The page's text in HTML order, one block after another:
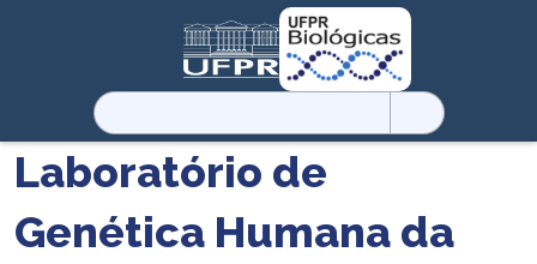
Pesquisar
por:
Laboratório de
Genética Humana da